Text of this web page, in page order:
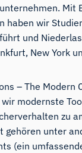
Mit
haben wir
und
New York
– The Modern
modernste
zu
gehören unter
(ein